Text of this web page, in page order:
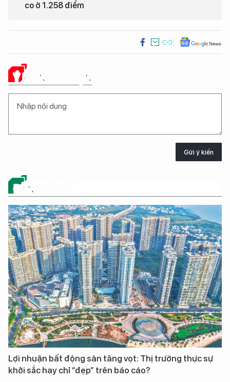
co ở 1.258 điểm
Ý KIẾN CỦA BẠN
Gửi ý kiến
ĐỪNG BỎ LỠ
Lợi nhuận bất động sản tăng vọt: Thị trường thực sự
khởi sắc hay chỉ “đẹp” trên báo cáo?